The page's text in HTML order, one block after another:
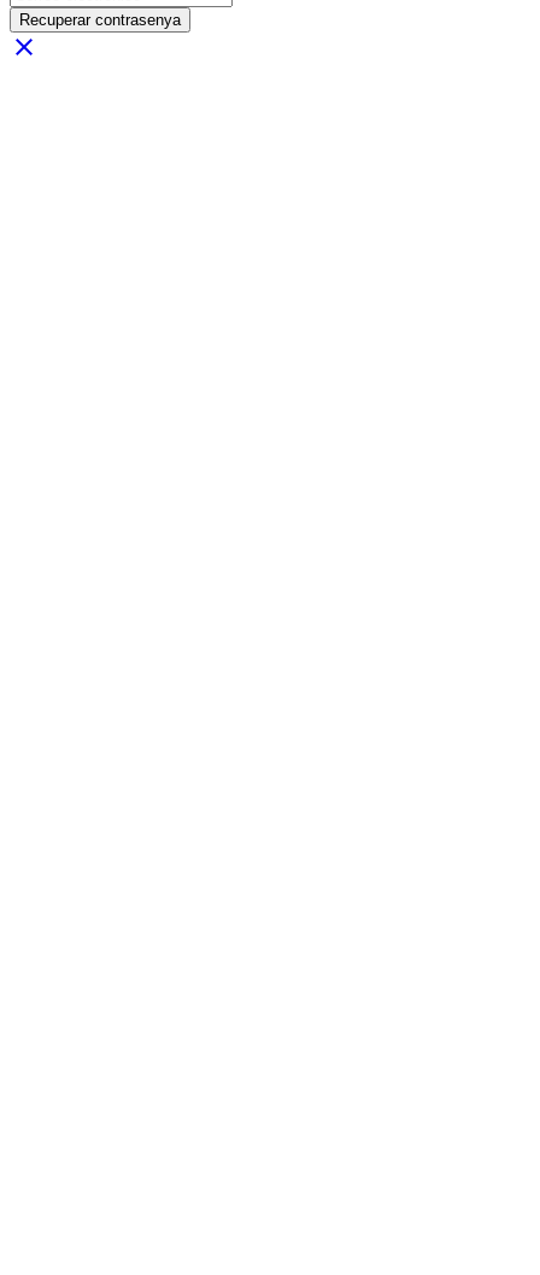
Recuperar contrasenya
close